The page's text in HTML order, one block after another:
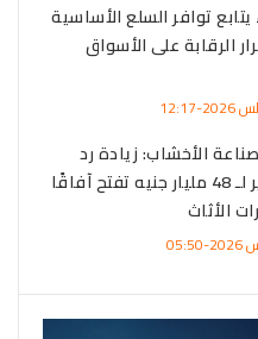
يتابع توافر السلع الأساسية
الرقابة على الأسواق
الأخشاب: زيادة رد
أعباء التصدير لـ 48 مليار جنيه تفتح آفاقًا
الأثاث